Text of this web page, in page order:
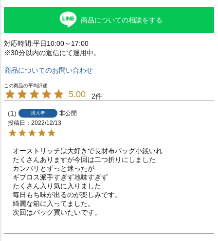
商品についての相談をする
対応時間:平日10:00～17:00
※30分以内の返信にて運用中。
商品についてのお問い合わせ
5.00 2
1 購入者
非公開
投稿日
2022/12/13
オーストリッチは大好きで長財布バッグ小銭いれ
たくさんありますが今回は二つ折りにしました
カンバリとずっと迷ったが
ギブロス派手すぎず地味すぎず
たくさん入り気に入りました
毎日もち味が出るのが楽しみです。
綺麗な箱に入ってました。
次回はバッグ買いたいです。